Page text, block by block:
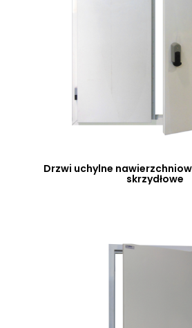
Drzwi uchylne
skrzydłowe